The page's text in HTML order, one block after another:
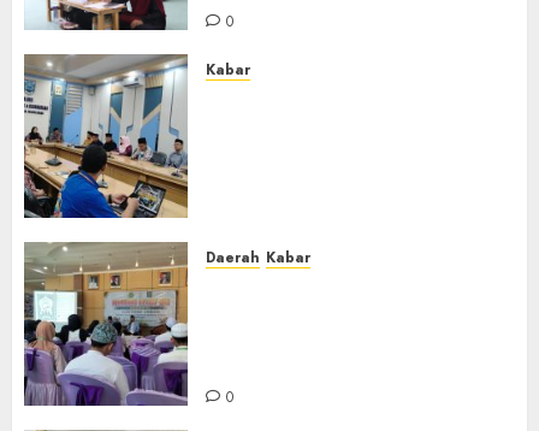
0
Kabar
Daerah Kabar
0